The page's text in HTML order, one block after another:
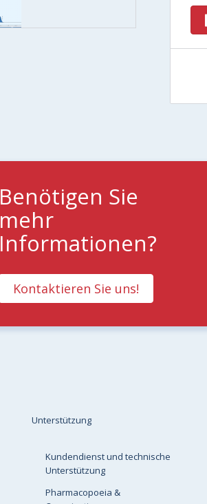
Benötigen Sie
mehr
Informationen?
Kontaktieren Sie uns!
Unterstützung
Kundendienst und technische
Unterstützung
Pharmacopoeia &